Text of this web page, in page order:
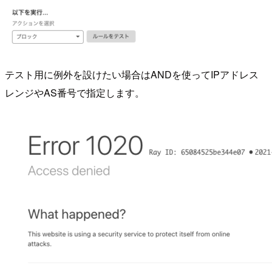
テスト用に例外を設けたい場合はANDを使ってIPアドレス
レンジやAS番号で指定します。